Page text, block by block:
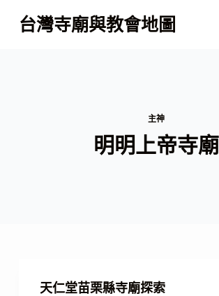
跳
至
台灣寺廟與教會地圖
主神
明明上帝寺廟
天仁堂苗栗縣寺廟探索